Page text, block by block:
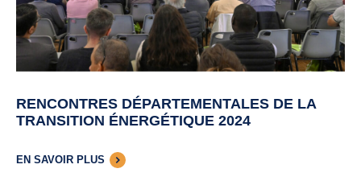
RENCONTRES DÉPARTEMENTALES DE LA
TRANSITION ÉNERGÉTIQUE 2024
EN SAVOIR PLUS